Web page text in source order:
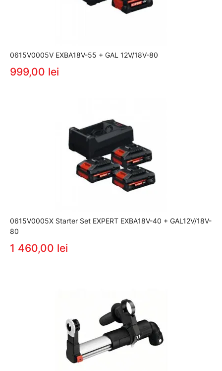
0615V0005V EXBA18V-55 + GAL 12V/18V-80
999,00 lei
0615V0005X Starter Set EXPERT EXBA18V-40 + GAL12V/18V-
80
1 460,00 lei